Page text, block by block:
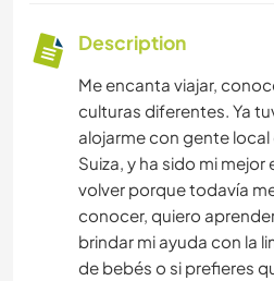
Description
Me encanta viajar,
culturas diferentes. Ya
alojarme con gente local
Suiza, y ha sido mi mejor
volver porque todavía
conocer, quiero
brindar mi ayuda con la
de bebés o si prefieres